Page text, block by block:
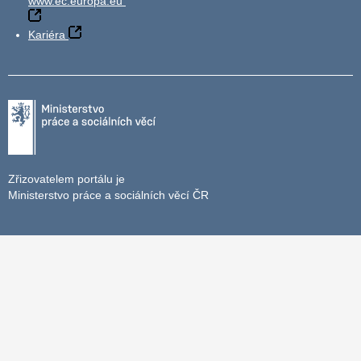
Kariéra
Zřizovatelem portálu je
Ministerstvo práce a sociálních věcí ČR